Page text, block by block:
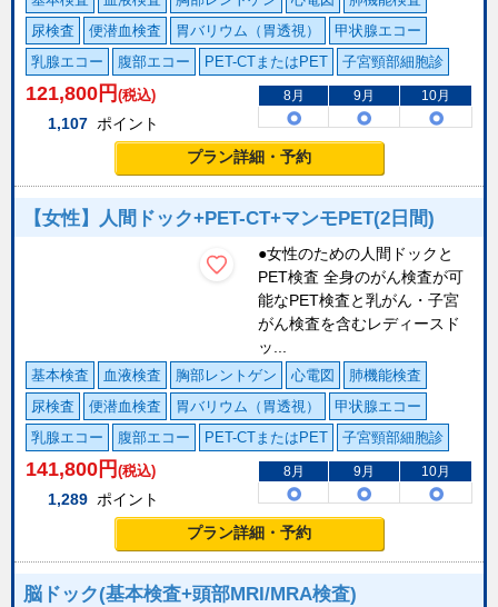
尿検査
便潜血検査 胃バリウム（胃透視）
甲状腺エコー
乳腺エコー
腹部エコー PET-CTまたはPET 子宮頸部細胞診
121,800 円 (税込)
1,107 ポイント
8月 9月 10月
プラン詳細・予約
【女性】人間ドック+PET-CT+マンモPET(2日間)
●女性のための人間ドックと
PET検査 全身のがん検査が可
能なPET検査と乳がん・子宮
がん検査を含むレディースド
ッ...
基本検査 血液検査 胸部レントゲン 心電図
肺機能検査
尿検査
便潜血検査 胃バリウム（胃透視）
甲状腺エコー
乳腺エコー
腹部エコー PET-CTまたはPET 子宮頸部細胞診
141,800 円 (税込)
1,289 ポイント
8月 9月 10月
プラン詳細・予約
脳ドック(基本検査+頭部MRI/MRA検査)